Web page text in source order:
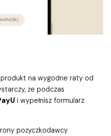
produkt na wygodne raty od
że podczas
i wypełnisz formularz
pożyczkodawcy